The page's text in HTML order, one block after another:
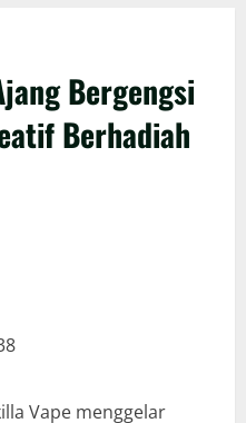
Bergengsi
Berhadiah
Vape menggelar